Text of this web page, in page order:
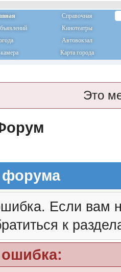
Справочная
Кинотеатры
Автовокзал
Карта города
Это
Если вам
к